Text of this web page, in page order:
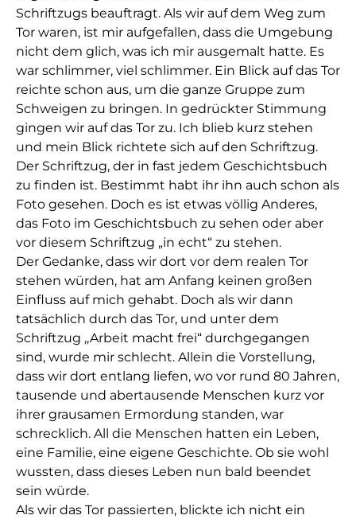
Schriftzugs beauftragt. Als wir auf dem Weg zum
Tor waren, ist mir aufgefallen, dass die Umgebung
nicht dem glich, was ich mir ausgemalt hatte. Es
war schlimmer, viel schlimmer. Ein Blick auf das Tor
reichte schon aus, um die ganze Gruppe zum
Schweigen zu bringen. In gedrückter Stimmung
gingen wir auf das Tor zu. Ich blieb kurz stehen
und mein Blick richtete sich auf den Schriftzug.
Der Schriftzug, der in fast jedem Geschichtsbuch
zu finden ist. Bestimmt habt ihr ihn auch schon als
Foto gesehen. Doch es ist etwas völlig Anderes,
das Foto im Geschichtsbuch zu sehen oder aber
vor diesem Schriftzug „in echt“ zu stehen.
Der Gedanke, dass wir dort vor dem realen Tor
stehen würden, hat am Anfang keinen großen
Einfluss auf mich gehabt. Doch als wir dann
tatsächlich durch das Tor, und unter dem
Schriftzug ,,Arbeit macht frei“ durchgegangen
sind, wurde mir schlecht. Allein die Vorstellung,
dass wir dort entlang liefen, wo vor rund 80 Jahren,
tausende und abertausende Menschen kurz vor
ihrer grausamen Ermordung standen, war
schrecklich. All die Menschen hatten ein Leben,
eine Familie, eine eigene Geschichte. Ob sie wohl
wussten, dass dieses Leben nun bald beendet
sein würde.
Als wir das Tor passierten, blickte ich nicht ein